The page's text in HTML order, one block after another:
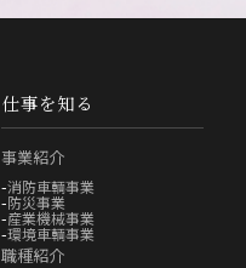
仕事を知る
事業紹介
消防車輌事業
防災事業
産業機械事業
環境車輌事業
職種紹介